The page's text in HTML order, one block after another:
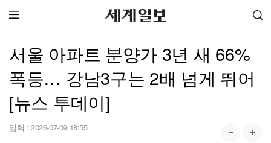
서울 아파트 분양가 3년 새 66%
폭등… 강남3구는 2배 넘게 뛰어
[뉴스 투데이]
입력 : 2026-07-09 18:55